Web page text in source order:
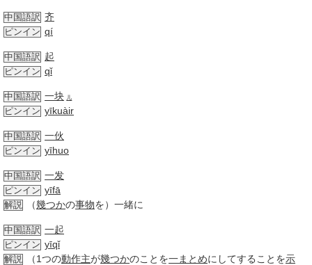
中国語訳 齐
ピンイン qí
中国語訳 起
ピンイン qǐ
中国語訳 一块 儿
ピンイン yīkuàir
中国語訳 一伙
ピンイン yīhuo
中国語訳 一发
ピンイン yīfā
解説 （幾つかの事物を）一緒に
中国語訳 一起
ピンイン yīqǐ
解説 （1つの動作主が幾つかのことを一まとめにしてすることを示